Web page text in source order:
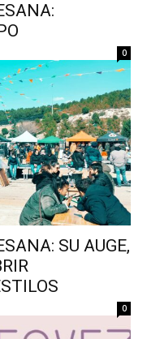
0
SU AUGE,
0